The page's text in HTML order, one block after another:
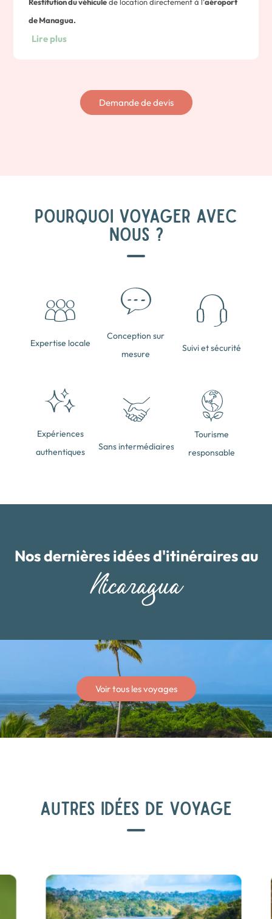
Restitution du véhiculede location directement à l’aéroport
de Managua.
Lire plus
Demande de devis
POURQUOI VOYAGER AVEC
NOUS ?
Expertise locale
Conception sur
mesure
Suivi et sécurité
Expériences
authentiques
Sans intermédiaires
Tourisme
responsable
Nos dernières idées d'itinéraires au
Nicaragua
Voir tous les voyages
AUTRES IDÉES DE VOYAGE